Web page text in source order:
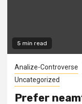
5 min read
Analize-Controverse
Uncategorized
Prefer